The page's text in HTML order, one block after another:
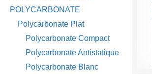
POLYCARBONATE
Polycarbonate Plat
Polycarbonate Compact
Polycarbonate Antistatique
Polycarbonate Blanc